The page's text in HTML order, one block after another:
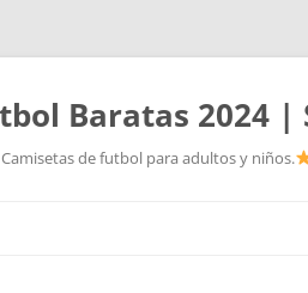
Baratas 2024 |
de futbol para adultos y niños.